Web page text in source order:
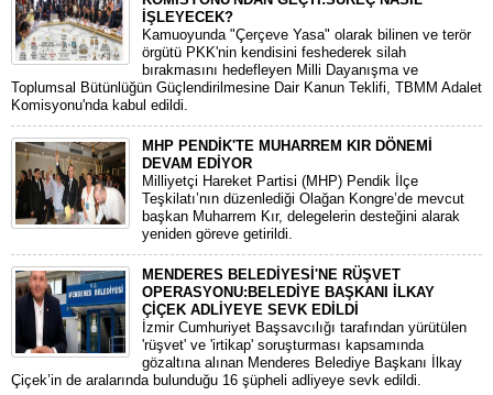
İŞLEYECEK?
​Kamuoyunda "Çerçeve Yasa" olarak bilinen ve terör
örgütü PKK'nin kendisini feshederek silah
bırakmasını hedefleyen Milli Dayanışma ve
Toplumsal Bütünlüğün Güçlendirilmesine Dair Kanun Teklifi, TBMM Adalet
Komisyonu'nda kabul edildi.
MHP PENDİK'TE MUHARREM KIR DÖNEMİ
DEVAM EDİYOR
​Milliyetçi Hareket Partisi (MHP) Pendik İlçe
Teşkilatı’nın düzenlediği Olağan Kongre’de mevcut
başkan Muharrem Kır, delegelerin desteğini alarak
yeniden göreve getirildi.
MENDERES BELEDİYESİ'NE RÜŞVET
OPERASYONU:BELEDİYE BAŞKANI İLKAY
ÇİÇEK ADLİYEYE SEVK EDİLDİ
​İzmir Cumhuriyet Başsavcılığı tarafından yürütülen
'rüşvet' ve 'irtikap' soruşturması kapsamında
gözaltına alınan Menderes Belediye Başkanı İlkay
Çiçek’in de aralarında bulunduğu 16 şüpheli adliyeye sevk edildi.